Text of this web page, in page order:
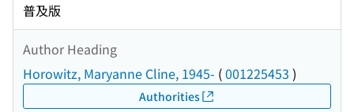
普及版
Author Heading
Horowitz, Maryanne Cline, 1945- (001225453 )
Authorities